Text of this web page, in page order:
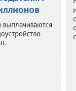
выплачиваются